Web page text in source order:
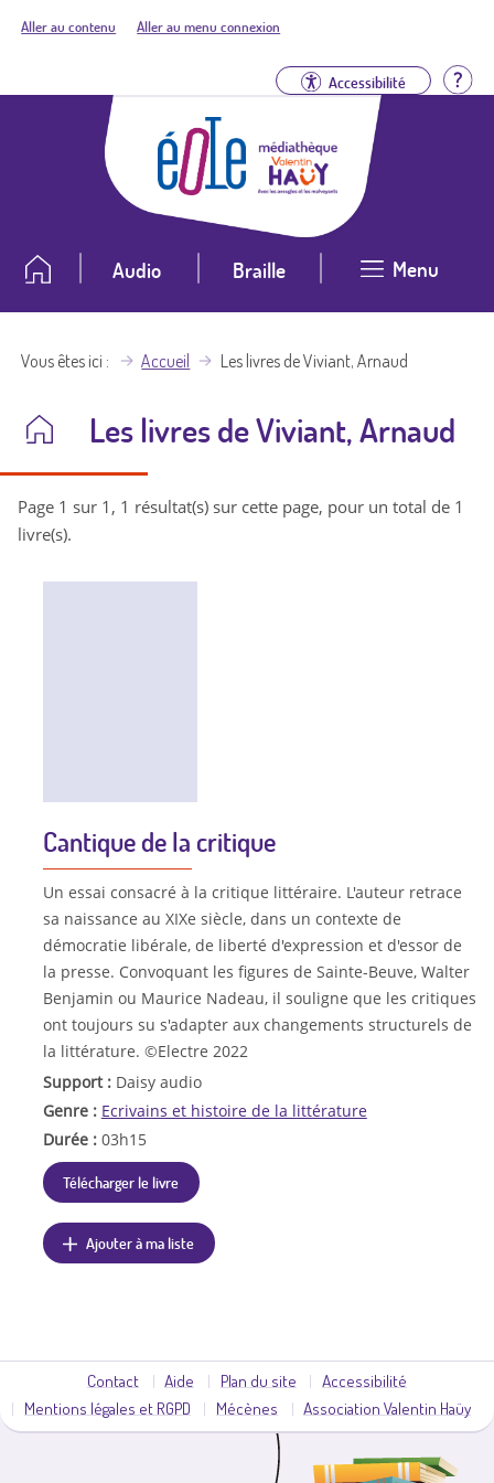
Aller au contenu Aller au menu connexion
Accessibilité
Audio Braille Menu
Vous êtes ici Accueil Les livres de Viviant, Arnaud
Les livres de Viviant, Arnaud
Page 1 sur 1, 1 résultat(s) sur cette page, pour un total de 1
livre(s).
Cantique de la critique
Un essai consacré à la critique littéraire. L'auteur retrace
sa naissance au XIXe siècle, dans un contexte de
démocratie libérale, de liberté d'expression et d'essor de
la presse. Convoquant les figures de Sainte-Beuve, Walter
Benjamin ou Maurice Nadeau, il souligne que les critiques
ont toujours su s'adapter aux changements structurels de
la littérature. ©Electre 2022
Support : Daisy audio
Genre : Ecrivains et histoire de la littérature
Durée : 03h15
Télécharger le livre
Ajouter à ma liste
Contact Aide Plan du site
Accessibilité
Mentions légales et RGPD
Mécènes Association Valentin Haüy